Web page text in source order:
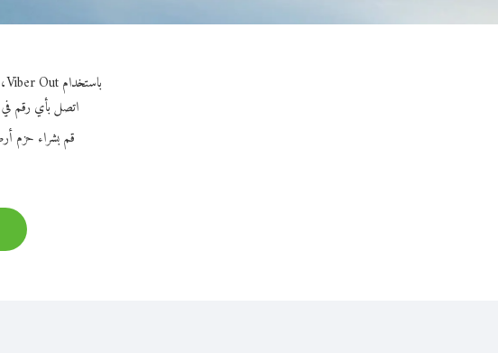
باستخدام Viber Out، يمكنك إجراء مكالمات عالية الجودة إلى ليبيا من جمهورية أفريقيا الوسطى.
اتصل بأي رقم في
قم بشراء حزم